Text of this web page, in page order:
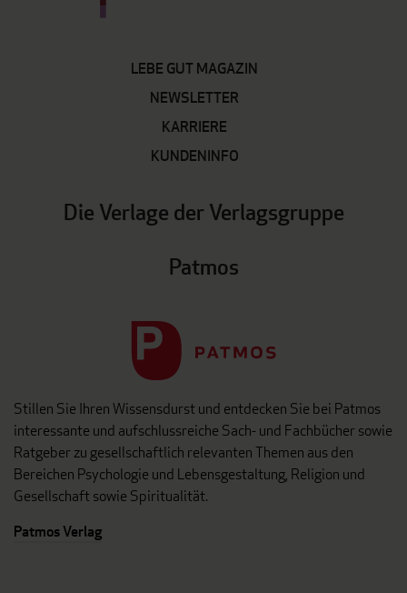
LEBE GUT MAGAZIN
NEWSLETTER
KARRIERE
KUNDENINFO
Die Verlage der Verlagsgruppe
Patmos
Stillen Sie Ihren Wissensdurst und entdecken Sie bei Patmos
interessante und aufschlussreiche Sach- und Fachbücher sowie
Ratgeber zu gesellschaftlich relevanten Themen aus den
Bereichen Psychologie und Lebensgestaltung, Religion und
Gesellschaft sowie Spiritualität.
Patmos Verlag